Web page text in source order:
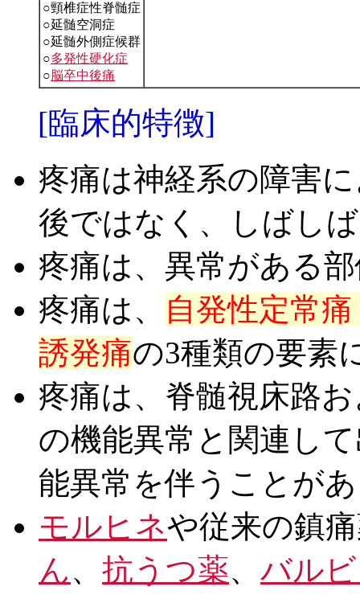
○頸椎症性脊髄症
○延髄空洞症
○延髄外側症候群
○多発性硬化症
○ 脳卒中後痛
[臨床的特徴]
疼痛は神経系の障害
後ではなく、しばし
疼痛は、異常がある
疼痛は、
自発性定常
誘発痛の3種類の要素
疼痛は、脊髄視床路
の機能異常と関連し
能異常を伴うことが
モルヒネや従来の鎮
ん、 抗うつ薬、 バル